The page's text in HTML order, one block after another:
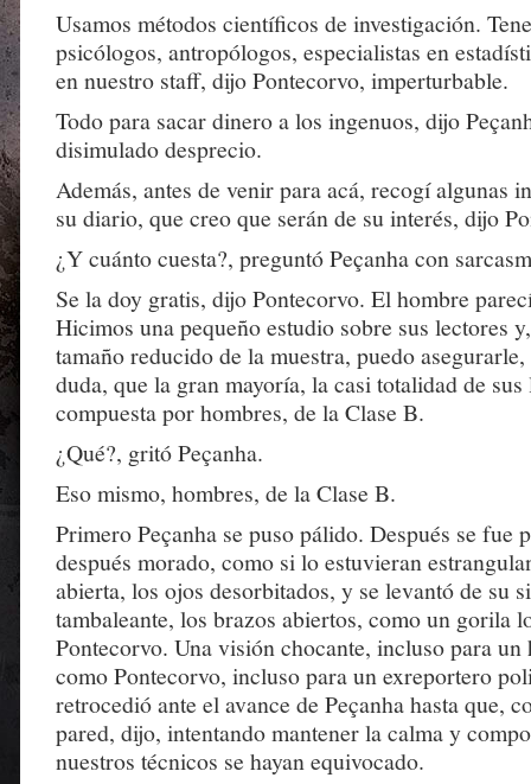
Usamos métodos científicos de investigación.
psicólogos, antropólogos, especialistas en
en nuestro staff, dijo Pontecorvo, imperturbable.
Todo para sacar dinero a los ingenuos, dijo
disimulado desprecio.
Además, antes de venir para acá, recogí algunas
su diario, que creo que serán de su interés, dijo
¿Y cuánto cuesta?, preguntó Peçanha con
Se la doy gratis, dijo Pontecorvo. El hombre
Hicimos una pequeño estudio sobre sus lectores
tamaño reducido de la muestra, puedo
duda, que la gran mayoría, la casi totalidad de sus
compuesta por hombres, de la Clase B.
¿Qué?, gritó Peçanha.
Eso mismo, hombres, de la Clase B.
Primero Peçanha se puso pálido. Después se fue
después morado, como si lo estuvieran
abierta, los ojos desorbitados, y se levantó de su
tambaleante, los brazos abiertos, como un gorila
Pontecorvo. Una visión chocante, incluso para un
como Pontecorvo, incluso para un exreportero
retrocedió ante el avance de Peçanha hasta que,
pared, dijo, intentando mantener la calma y
nuestros técnicos se hayan equivocado.